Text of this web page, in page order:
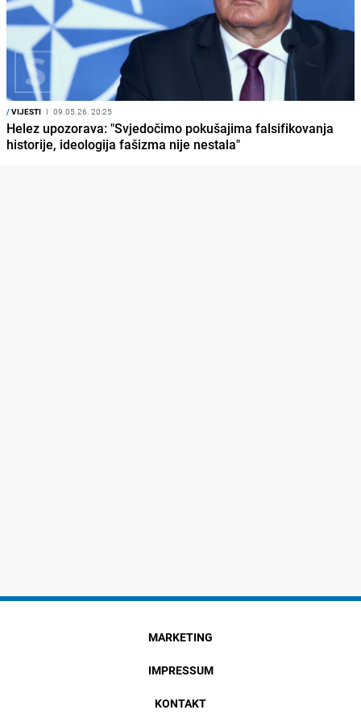
/VIJESTI I 09.05.26. 20:25
Helez upozorava: "Svjedočimo pokušajima falsifikovanja
historije, ideologija fašizma nije nestala"
MARKETING
IMPRESSUM
KONTAKT